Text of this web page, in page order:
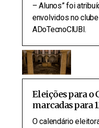
– Alunos” foi
envolvidos no
ADoTecnoClUBI.
Eleições para o
marcadas para
O calendário